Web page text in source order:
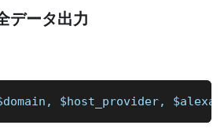
データ出力
$host_provider,